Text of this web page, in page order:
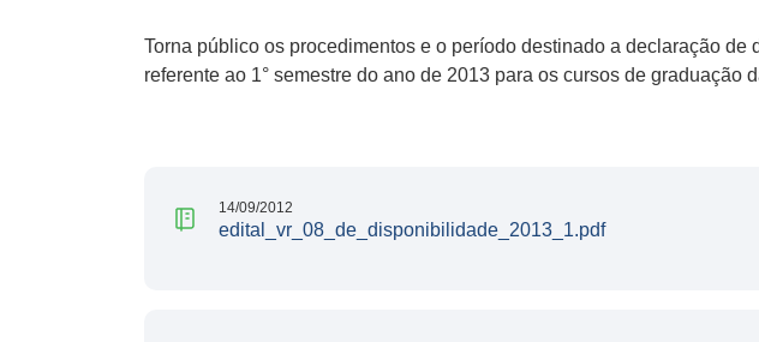
Torna público os procedimentos e o período destinado a declaração
referente ao 1° semestre do ano de 2013 para os cursos de
14/09/2012
edital_vr_08_de_disponibilidade_2013_1.pdf